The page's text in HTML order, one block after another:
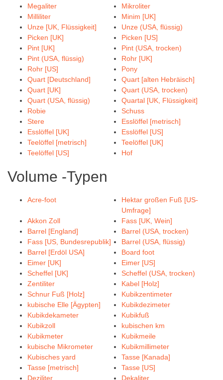
Megaliter
Mikroliter
Milliliter
Minim [UK]
Unze [UK, Flüssigkeit]
Unze (USA, flüssig)
Picken [UK]
Picken [US]
Pint [UK]
Pint (USA, trocken)
Pint (USA, flüssig)
Rohr [UK]
Rohr [US]
Pony
Quart [Deutschland]
Quart [alten Hebräisch]
Quart [UK]
Quart (USA, trocken)
Quart (USA, flüssig)
Quartal [UK, Flüssigkeit]
Robie
Schuss
Stere
Esslöffel [metrisch]
Esslöffel [UK]
Esslöffel [US]
Teelöffel [metrisch]
Teelöffel [UK]
Teelöffel [US]
Hof
Volume -Typen
Acre-foot
Hektar großen Fuß [US-
Umfrage]
Akkon Zoll
Fass [UK, Wein]
Barrel [England]
Barrel (USA, trocken)
Fass [US, Bundesrepublik]
Barrel (USA, flüssig)
Barrel [Erdöl USA]
Board foot
Eimer [UK]
Eimer [US]
Scheffel [UK]
Scheffel (USA, trocken)
Zentiliter
Kabel [Holz]
Schnur Fuß [Holz]
Kubikzentimeter
kubische Elle [Ägypten]
Kubikdezimeter
Kubikdekameter
Kubikfuß
Kubikzoll
kubischen km
Kubikmeter
Kubikmeile
kubische Mikrometer
Kubikmillimeter
Kubisches yard
Tasse [Kanada]
Tasse [metrisch]
Tasse [US]
Deziliter
Dekaliter